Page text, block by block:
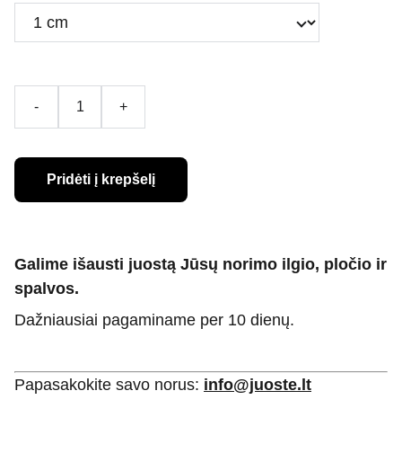
- +
Pridėti į krepšelį
Galime išausti juostą Jūsų norimo ilgio, pločio ir
spalvos.
Dažniausiai pagaminame per 10 dienų.
Papasakokite savo norus: info@juoste.lt